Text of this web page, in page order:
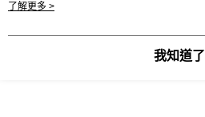
用條款之 Cookie 聲明使用 cookie。
了解更多 >
我知道了